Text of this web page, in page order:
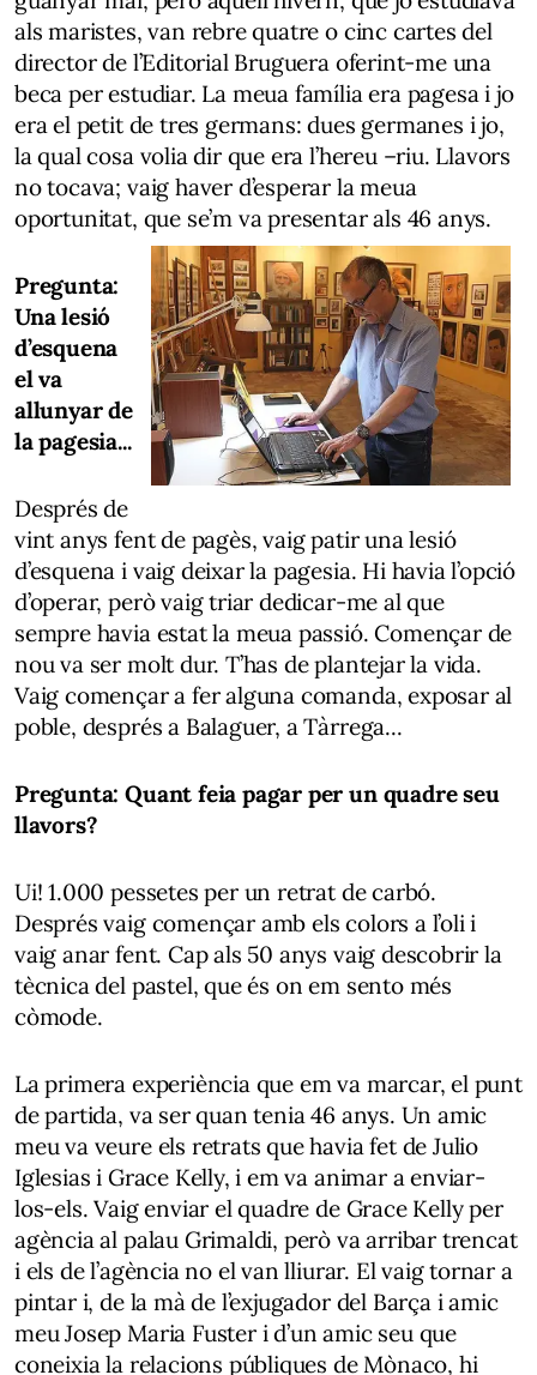
als maristes, van rebre quatre o cinc cartes del
director de l’Editorial Bruguera oferint-me una
beca per estudiar. La meua família era pagesa i jo
era el petit de tres germans: dues germanes i jo,
la qual cosa volia dir que era l’hereu –riu. Llavors
no tocava; vaig haver d’esperar la meua
oportunitat, que se’m va presentar als 46 anys.
Pregunta:
Una lesió
d’esquena
el va
allunyar de
la pagesia...
Després de
vint anys fent de pagès, vaig patir una lesió
d’esquena i vaig deixar la pagesia. Hi havia l’opció
d’operar, però vaig triar dedicar-me al que
sempre havia estat la meua passió. Començar de
nou va ser molt dur. T’has de plantejar la vida.
Vaig començar a fer alguna comanda, exposar al
poble, després a Balaguer, a Tàrrega...
Pregunta: Quant feia pagar per un quadre seu
llavors?
Ui! 1.000 pessetes per un retrat de carbó.
Després vaig començar amb els colors a l’oli i
vaig anar fent. Cap als 50 anys vaig descobrir la
tècnica del pastel, que és on em sento més
còmode.
La primera experiència que em va marcar, el punt
de partida, va ser quan tenia 46 anys. Un amic
meu va veure els retrats que havia fet de Julio
Iglesias i Grace Kelly, i em va animar a enviar-
los-els. Vaig enviar el quadre de Grace Kelly per
agència al palau Grimaldi, però va arribar trencat
i els de l’agència no el van lliurar. El vaig tornar a
pintar i, de la mà de l’exjugador del Barça i amic
meu Josep Maria Fuster i d’un amic seu que
coneixia la relacions públiques de Mònaco, hi